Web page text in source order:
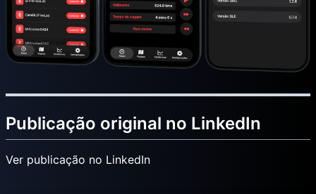
Publicação original no LinkedIn
Ver publicação no LinkedIn